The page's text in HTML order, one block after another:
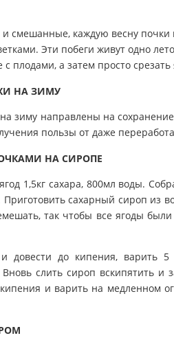
смешанные, каждую весну
Эти побеги живут одно
плодами, а затем просто
НА ЗИМУ
зиму направлены на
пользы от даже
НА СИРОПЕ
1,5кг сахара, 800мл воды.
Приготовить сахарный сироп из
так чтобы все ягоды
довести до кипения, варить
слить сироп вскипятить и
и варить на медленном